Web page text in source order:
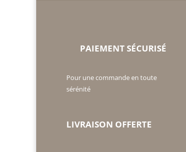
PAIEMENT SÉCURISÉ
Pour une commande en toute
sérénité
LIVRAISON OFFERTE